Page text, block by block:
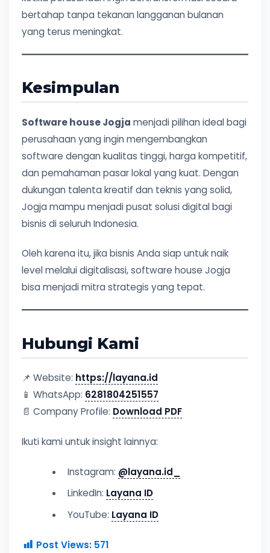
bertahap tanpa tekanan langganan bulanan
yang terus meningkat.
Kesimpulan
Software house Jogja menjadi pilihan ideal bagi
perusahaan yang ingin mengembangkan
software dengan kualitas tinggi, harga kompetitif,
dan pemahaman pasar lokal yang kuat. Dengan
dukungan talenta kreatif dan teknis yang solid,
Jogja mampu menjadi pusat solusi digital bagi
bisnis di seluruh Indonesia.
Oleh karena itu, jika bisnis Anda siap untuk naik
level melalui digitalisasi, software house Jogja
bisa menjadi mitra strategis yang tepat.
Hubungi Kami
📌 Website: https://layana.id
📱 WhatsApp: 6281804251557
📄 Company Profile: Download PDF
Ikuti kami untuk insight lainnya:
Instagram: @layana.id_
LinkedIn: Layana ID
YouTube: Layana ID
Post Views: 571